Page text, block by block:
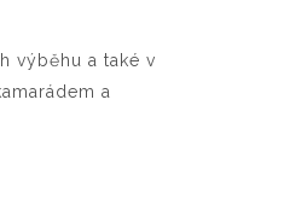
výběhu a také v
a